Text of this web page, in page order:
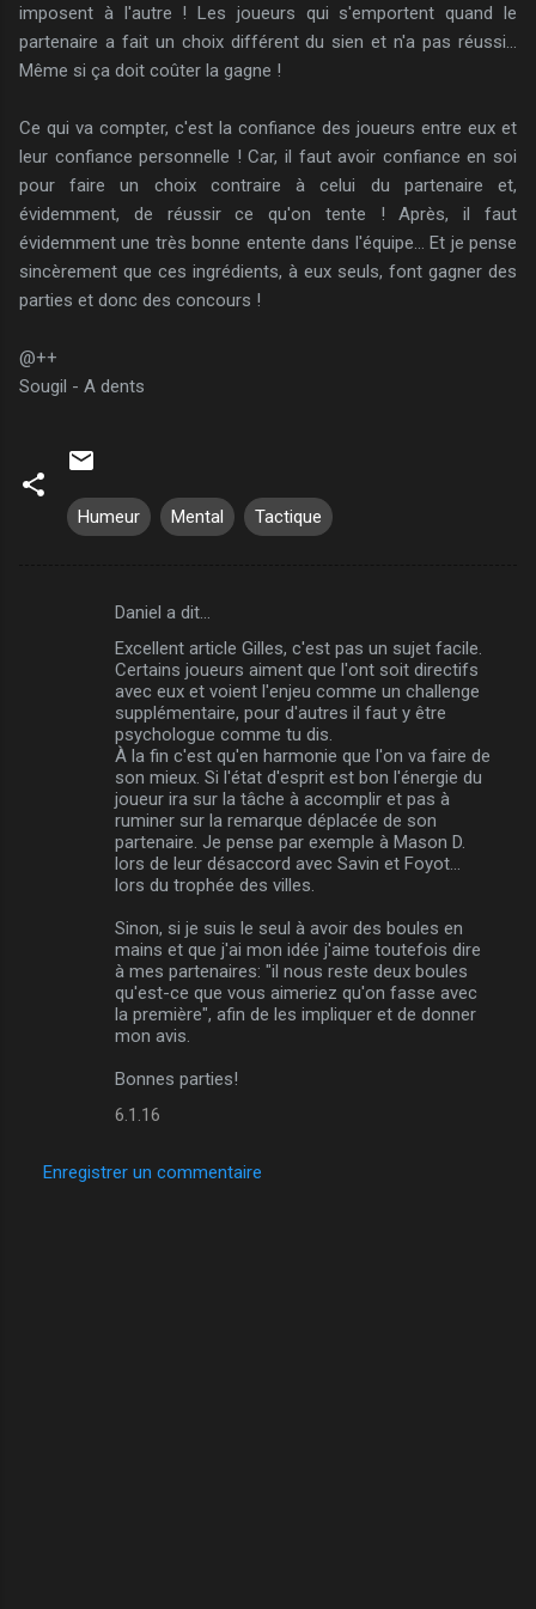
imposent à l'autre ! Les joueurs qui s'emportent quand le
partenaire a fait un choix différent du sien et n'a pas réussi...
Même si ça doit coûter la gagne !
Ce qui va compter, c'est la confiance des joueurs entre eux et
leur confiance personnelle ! Car, il faut avoir confiance en soi
pour faire un choix contraire à celui du partenaire et,
évidemment, de réussir ce qu'on tente ! Après, il faut
évidemment une très bonne entente dans l'équipe... Et je pense
sincèrement que ces ingrédients, à eux seuls, font gagner des
parties et donc des concours !
@++
Sougil - A dents
Humeur Mental Tactique
Daniel a dit…
Excellent article Gilles, c'est pas un sujet facile.
Certains joueurs aiment que l'ont soit directifs
avec eux et voient l'enjeu comme un challenge
supplémentaire, pour d'autres il faut y être
psychologue comme tu dis.
À la fin c'est qu'en harmonie que l'on va faire de
son mieux. Si l'état d'esprit est bon l'énergie du
joueur ira sur la tâche à accomplir et pas à
ruminer sur la remarque déplacée de son
partenaire. Je pense par exemple à Mason D.
lors de leur désaccord avec Savin et Foyot...
lors du trophée des villes.
Sinon, si je suis le seul à avoir des boules en
mains et que j'ai mon idée j'aime toutefois dire
à mes partenaires: "il nous reste deux boules
qu'est-ce que vous aimeriez qu'on fasse avec
la première", afin de les impliquer et de donner
mon avis.
Bonnes parties!
6.1.16
Enregistrer un commentaire